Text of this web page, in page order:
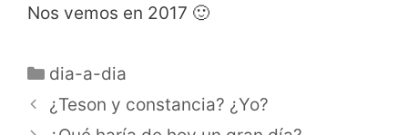
Nos vemos en 2017 🙂
dia-a-dia
¿Teson y constancia? ¿Yo?